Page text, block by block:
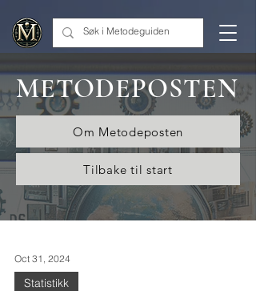
METODEPOSTEN
Om Metodeposten
Tilbake til start
Oct 31, 2024
Statistikk